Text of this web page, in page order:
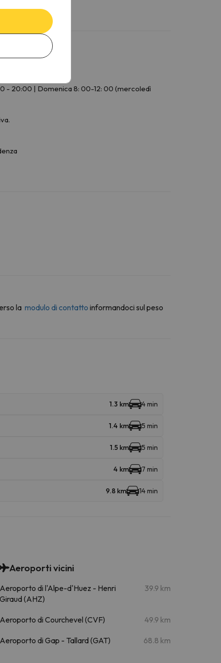
- 20:00 | Domenica 8: 00-12: 00 (mercoledì
la modulo di contatto informandoci sul peso
1.3 km 4 min
1.4 km 5 min
1.5 km 5 min
4 km 7 min
9.8 km 14 min
Aeroporti vicini
Aeroporto di l'Alpe-d'Huez - Henri
Giraud (AHZ)
39.9 km
Aeroporto di Courchevel (CVF) 49.9 km
Aeroporto di Gap - Tallard (GAT) 68.8 km